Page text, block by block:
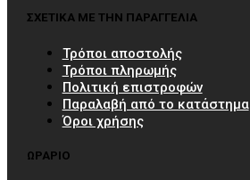
ΣΧΕΤΙΚΑ ΜΕ ΤΗΝ ΠΑΡΑΓΓΕΛΙΑ
Τρόποι αποστολής
Τρόποι πληρωμής
Πολιτική επιστροφών
Παραλαβή από το κατάστημα
Όροι χρήσης
ΩΡΑΡΙΟ